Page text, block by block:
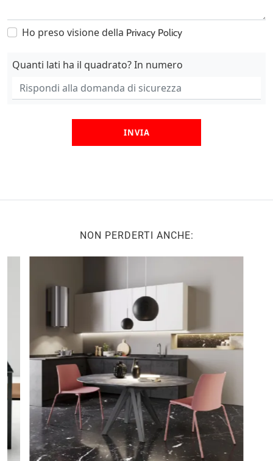
Ho preso visione della Privacy Policy
Quanti lati ha il quadrato? In numero
INVIA
NON PERDERTI ANCHE: